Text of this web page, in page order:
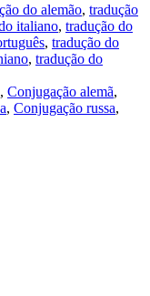
do alemão, tradução
italiano, tradução do
, tradução do
, tradução do
, Conjugação alemã,
, Conjugação russa,